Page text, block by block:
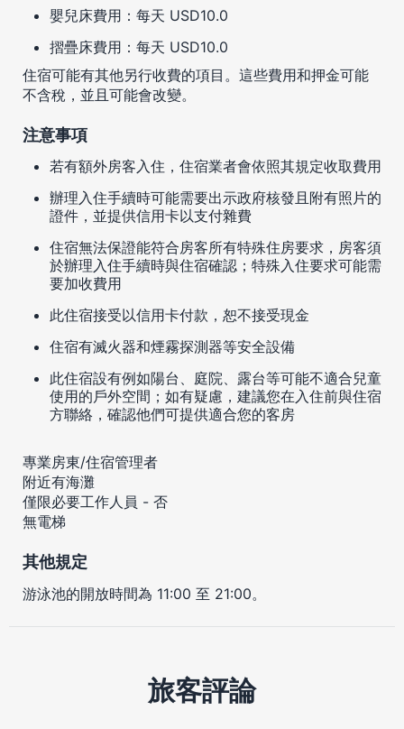
嬰兒床費用：每天 USD10.0
摺疊床費用：每天 USD10.0
住宿可能有其他另行收費的項目。這些費用和押金可能
不含稅，並且可能會改變。
注意事項
若有額外房客入住，住宿業者會依照其規定收取費用
辦理入住手續時可能需要出示政府核發且附有照片的
證件，並提供信用卡以支付雜費
住宿無法保證能符合房客所有特殊住房要求，房客須
於辦理入住手續時與住宿確認；特殊入住要求可能需
要加收費用
此住宿接受以信用卡付款，恕不接受現金
住宿有滅火器和煙霧探測器等安全設備
此住宿設有例如陽台、庭院、露台等可能不適合兒童
使用的戶外空間；如有疑慮，建議您在入住前與住宿
方聯絡，確認他們可提供適合您的客房
專業房東/住宿管理者
附近有海灘
僅限必要工作人員 - 否
無電梯
其他規定
游泳池的開放時間為 11:00 至 21:00。
旅客評論